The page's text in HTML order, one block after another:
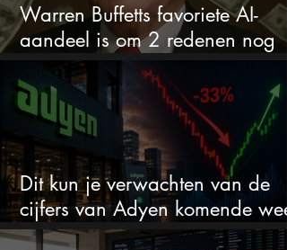
Warren Buffetts favoriete AI-
aandeel is om 2 redenen nog
steeds koopwaardig
Dit kun je verwachten van de
cijfers van Adyen komende
na 33% daling